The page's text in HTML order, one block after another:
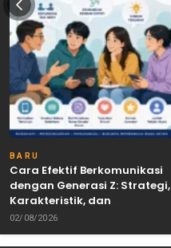
BARU
Cara Efektif Berkomunikasi
dengan Generasi Z: Strategi,
Karakteristik, dan
Tantangannya
02/08/2026